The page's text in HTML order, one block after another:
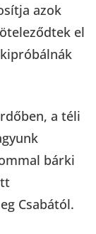
azok
el
a téli
bárki
Csabától.